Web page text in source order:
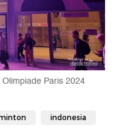
Paris 2024
indonesia